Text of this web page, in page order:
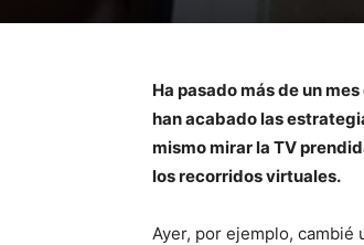
Ha pasado más de un
han acabado las
mismo mirar la TV
los recorridos virtuales.
Ayer, por ejemplo,